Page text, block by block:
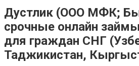
Дустлик (ООО МФК;
срочные онлайн
для граждан СНГ
Таджикистан,